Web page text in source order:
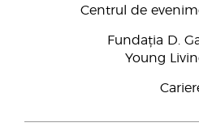
Centrul de
Fundația D.
Young